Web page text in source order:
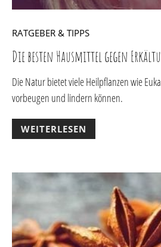
RATGEBER & TIPPS
Die besten Hausmittel gegen
Die Natur bietet viele Heilpflanzen wie
vorbeugen und lindern können.
WEITERLESEN